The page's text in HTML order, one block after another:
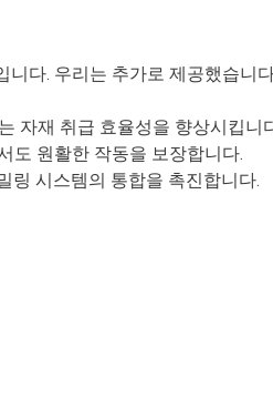
다. 우리는 추가로 제공했습니
자재 취급 효율성을 향상시킵니
도 원활한 작동을 보장합니다.
링 시스템의 통합을 촉진합니다.